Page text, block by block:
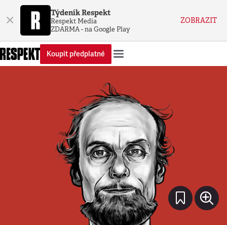
× Týdeník Respekt
Respekt Media
ZDARMA - na Google Play
ZOBRAZIT
Koupit předplatné